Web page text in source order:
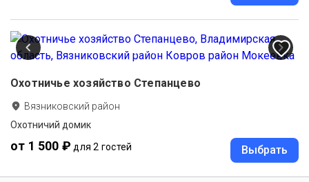
Охотничье хозяйство Степанцево
Вязниковский район
Охотничий домик
от 1 500 ₽ для 2 гостей Выбрать